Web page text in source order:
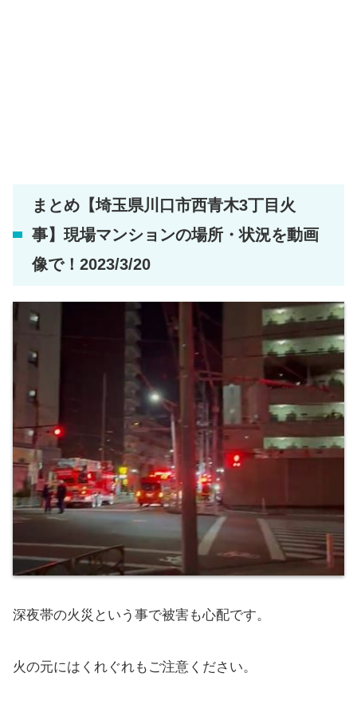
まとめ【埼玉県川口市西青木3丁目火
事】現場マンションの場所・状況を動画
像で！2023/3/20
深夜帯の火災という事で被害も心配です。
火の元にはくれぐれもご注意ください。